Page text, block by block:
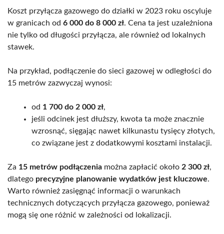
Koszt przyłącza gazowego do działki w 2023 roku oscyluje
w granicach od 6 000 do 8 000 zł. Cena ta jest uzależniona
nie tylko od długości przyłącza, ale również od lokalnych
stawek.
Na przykład, podłączenie do sieci gazowej w odległości do
15 metrów zazwyczaj wynosi:
od 1 700 do 2 000 zł,
jeśli odcinek jest dłuższy, kwota ta może znacznie
wzrosnąć, sięgając nawet kilkunastu tysięcy złotych,
co związane jest z dodatkowymi kosztami instalacji.
Za 15 metrów podłączenia można zapłacić około 2 300 zł,
dlatego precyzyjne planowanie wydatków jest kluczowe.
Warto również zasięgnąć informacji o warunkach
technicznych dotyczących przyłącza gazowego, ponieważ
mogą się one różnić w zależności od lokalizacji.